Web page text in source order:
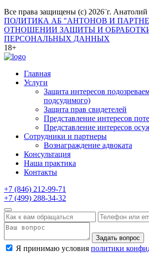
Все права защищены (с) 2026¨г.
ПОЛИТИКА АБ "АНТОНОВ И
ОТНОШЕНИИ ЗАЩИТЫ И
ПЕРСОНАЛЬНЫХ ДАННЫХ
18+
Главная
Услуги
Защита интересов
подсудимого)
Защита прав свидетелей
Представление интересов
Представление интересов
Сотрудники и партнеры
Вознаграждение адвоката
Консультация
Наша практика
Контакты
+7 (846) 212-99-71
+7 (499) 288-34-32
Задать вопрос
Я принимаю условия политики